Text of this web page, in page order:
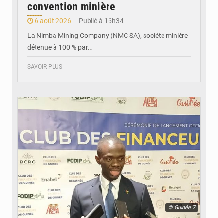
convention minière
6 août 2026
Publié à 16h34
La Nimba Mining Company (NMC SA), société minière
détenue à 100 % par…
SAVOIR PLUS
© Guinée 7